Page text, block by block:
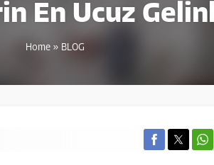
En Ucuz
Home» BLOG